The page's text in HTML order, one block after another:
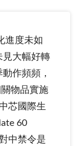
進度未如
見大幅好轉
作頻頻，
物品實施
芯國際生
60
中禁令是